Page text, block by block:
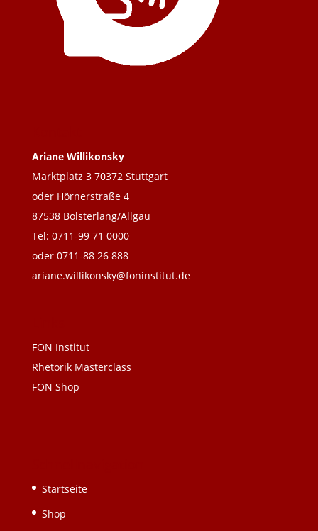
Ariane Willikonsky
Marktplatz 3 70372 Stuttgart
oder Hörnerstraße 4
87538 Bolsterlang/Allgäu
Tel: 0711-99 71 0000
oder 0711-88 26 888
ariane.willikonsky@foninstitut.de
FON Institut
Rhetorik Masterclass
FON Shop
Startseite
Shop